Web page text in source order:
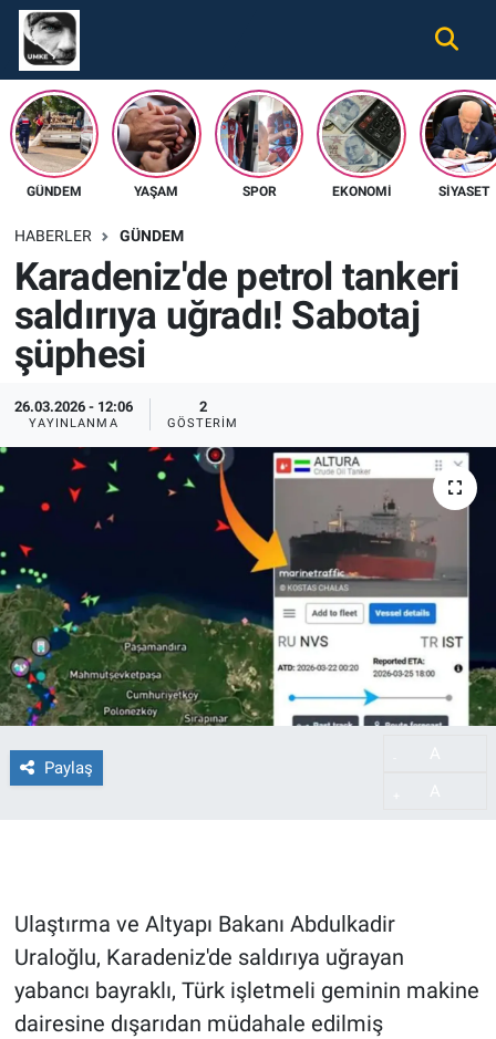
GÜNDEM YAŞAM SPOR EKONOMI SIYASET
HABERLER GÜNDEM
Karadeniz'de petrol tankeri
saldırıya uğradı! Sabotaj
şüphesi
26.03.2026 - 12:06
YAYINLANMA
2
GÖSTERIM
Paylaş
Ulaştırma ve Altyapı Bakanı Abdulkadir
Uraloğlu, Karadeniz'de saldırıya uğrayan
yabancı bayraklı, Türk işletmeli geminin makine
dairesine dışarıdan müdahale edilmiş
Gündem
Ekonomi
Spor
Tüm Haberler
İletişim
Künye
Nöbetçi Eczaneler
Hava Durumu
Namaz Vakitleri
Süper Lig Puan Durumu ve Fikstür
Tüm Manşetler
Son Dakika Haberleri
Haber Arşivi